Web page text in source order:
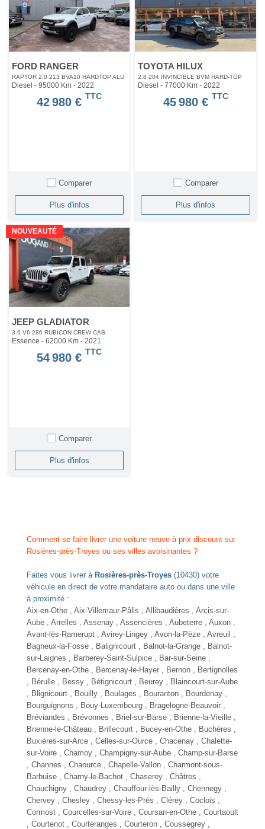
FORD RANGER
RAPTOR 2.0 213 BVA10 HARDTOP ALU
Diesel - 95000 Km - 2022
42 980 € TTC
Comparer
Plus d'infos
TOYOTA HILUX
2.8 204 INVINCIBLE BVM HARD-TOP
Diesel - 77000 Km- 2022
45 980 € TTC
Comparer
Plus d'infos
NOUVEAUTÉ
JEEP GLADIATOR
3.6 V6 286 RUBICON CREW CAB
Essence - 62000 Km - 2021
54 980 € TTC
Comparer
Plus d'infos
Comment se faire livrer une voiture neuve à prix discount sur
Rosières-près-Troyes ou ses villes avoisinantes ?
Faites vous livrer à Rosières-près-Troyes (10430) votre
véhicule en direct de votre mandataire auto ou dans une ville
à proximité :
Aix-en-Othe
Aix-Villemaur-Pâlis , Allibaudières , Arcis-sur-
Aube , Arrelles , Assenay , Assencières , Aubeterre , Auxon ,
Avant-lès-Ramerupt , Avirey-Lingey , Avon-la-Pèze , Avreuil ,
Bagneux-la-Fosse , Balignicourt , Balnot-la-Grange , Balnot-
sur-Laignes , Barberey-Saint-Sulpice , Bar-sur-Seine ,
Bercenay-en-Othe , Bercenay-le-Hayer , Bernon , Bertignolles
, Bérulle , Bessy , Bétignicourt , Beurey , Blaincourt-sur-Aube
, Blignicourt , Bouilly , Boulages , Bouranton , Bourdenay ,
Bourguignons , Bouy-Luxembourg , Bragelogne-Beauvoir ,
Bréviandes , Brévonnes , Briel-sur-Barse , Brienne-la-Vieille ,
Brienne-le-Château , Brillecourt , Bucey-en-Othe , Buchères ,
Buxières-sur-Arce , Celles-sur-Ource , Chacenay , Chalette-
sur-Voire , Chamoy , Champigny-sur-Aube , Champ-sur-Barse
, Channes , Chaource , Chapelle-Vallon , Charmont-sous-
Barbuise , Charny-le-Bachot , Chaserey , Châtres ,
Chauchigny , Chaudrey , Chauffour-lès-Bailly , Chennegy ,
Chervey , Chesley , Chessy-les-Prés , Clérey , Coclois ,
Cormost , Courcelles-sur-Voire , Coursan-en-Othe , Courtaoult
, Courtenot , Courteranges , Courteron , Coussegrey ,